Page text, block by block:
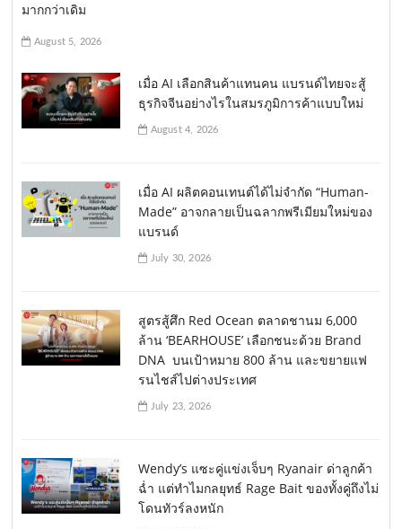
มากกว่าเดิม
August 5, 2026
เมื่อ AI เลือกสินค้าแทนคน แบรนด์ไทยจะสู้
ธุรกิจจีนอย่างไรในสมรภูมิการค้าแบบใหม่
August 4, 2026
เมื่อ AI ผลิตคอนเทนต์ได้ไม่จำกัด “Human-
Made” อาจกลายเป็นฉลากพรีเมียมใหม่ของ
แบรนด์
July 30, 2026
สูตรสู้ศึก Red Ocean ตลาดชานม 6,000
ล้าน ‘BEARHOUSE’ เลือกชนะด้วย Brand
DNA บนเป้าหมาย 800 ล้าน และขยายแฟ
รนไชส์ไปต่างประเทศ
July 23, 2026
Wendy’s แซะคู่แข่งเจ็บๆ Ryanair ด่าลูกค้า
ฉ่ำ แต่ทำไมกลยุทธ์ Rage Bait ของทั้งคู่ถึงไม่
โดนทัวร์ลงหนัก